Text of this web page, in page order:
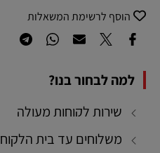
הוסף לרשימת המשאלות
למה לבחור בנו?
שירות לקוחות מעולה
משלוחים עד בית הלקוח